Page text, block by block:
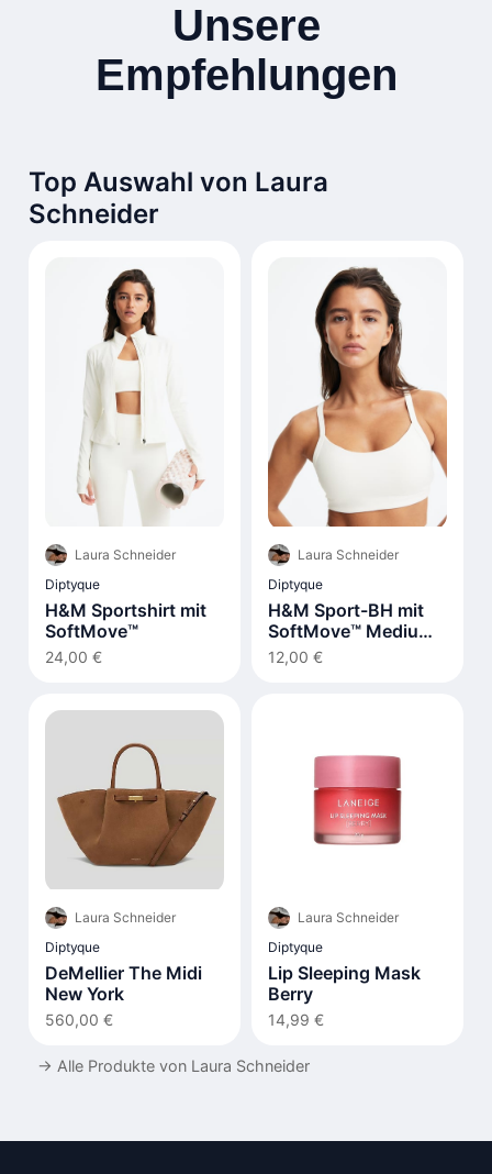
Unsere
Empfehlungen
Top Auswahl von Laura
Schneider
Laura Schneider
Diptyque
H&M Sportshirt mit
SoftMove™
24,00 €
Laura Schneider
Diptyque
H&M Sport-BH mit
SoftMove™ Medium
Support
12,00 €
Laura Schneider
Diptyque
DeMellier The Midi
New York
560,00 €
Laura Schneider
Diptyque
Lip Sleeping Mask
Berry
14,99 €
→ Alle Produkte von Laura Schneider